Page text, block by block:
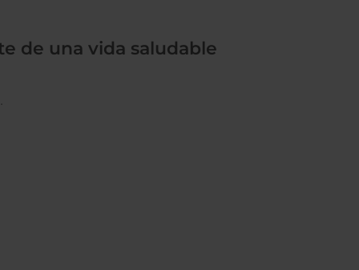
de una vida saludable